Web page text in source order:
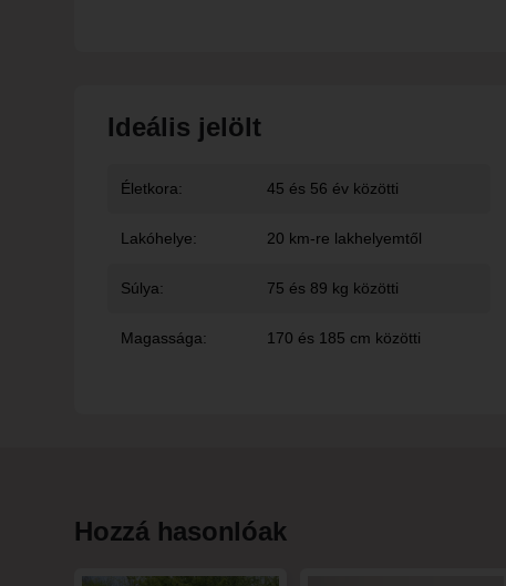
Ideális jelölt
Életkora: 45 és 56 év közötti
Lakóhelye: 20 km-re lakhelyemtől
Súlya: 75 és 89 kg közötti
Magassága: 170 és 185 cm közötti
Hozzá hasonlóak